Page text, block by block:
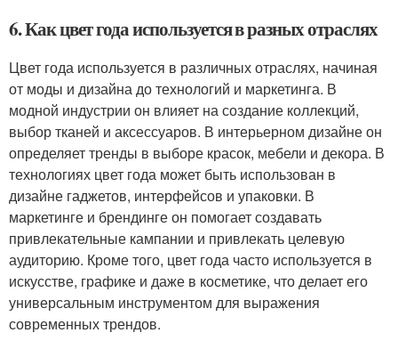
6. Как цвет года используется в разных отраслях
Цвет года используется в различных отраслях, начиная
от моды и дизайна до технологий и маркетинга. В
модной индустрии он влияет на создание коллекций,
выбор тканей и аксессуаров. В интерьерном дизайне он
определяет тренды в выборе красок, мебели и декора. В
технологиях цвет года может быть использован в
дизайне гаджетов, интерфейсов и упаковки. В
маркетинге и брендинге он помогает создавать
привлекательные кампании и привлекать целевую
аудиторию. Кроме того, цвет года часто используется в
искусстве, графике и даже в косметике, что делает его
универсальным инструментом для выражения
современных трендов.